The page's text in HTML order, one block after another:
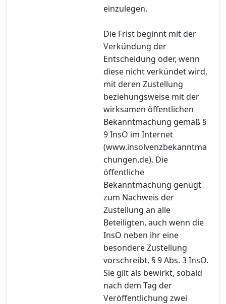
einzulegen.
Die Frist beginnt mit der
Verkündung der
Entscheidung oder, wenn
diese nicht verkündet wird,
mit deren Zustellung
beziehungsweise mit der
wirksamen öffentlichen
Bekanntmachung gemäß §
9 InsO im Internet
(www.insolvenzbekanntma
chungen.de). Die
öffentliche
Bekanntmachung genügt
zum Nachweis der
Zustellung an alle
Beteiligten, auch wenn die
InsO neben ihr eine
besondere Zustellung
vorschreibt, § 9 Abs. 3 InsO.
Sie gilt als bewirkt, sobald
nach dem Tag der
Veröffentlichung zwei